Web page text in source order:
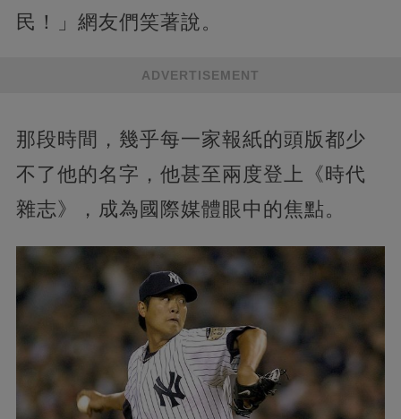
民！」網友們笑著說。
ADVERTISEMENT
那段時間，幾乎每一家報紙的頭版都少
不了他的名字，他甚至兩度登上《時代
雜志》，成為國際媒體眼中的焦點。